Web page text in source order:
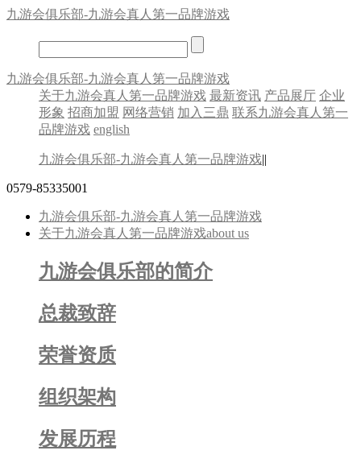
九游会俱乐部-九游会真人第一品牌游戏
九游会俱乐部-九游会真人第一品牌游戏
关于九游会真人第一品牌游戏 最新资讯 产品展厅 企业
形象 招商加盟 网络营销 加入三鼎 联系九游会真人第一
品牌游戏 english
九游会俱乐部-九游会真人第一品牌游戏||
0579-85335001
九游会俱乐部-九游会真人第一品牌游戏
关于九游会真人第一品牌游戏about us
九游会俱乐部的简介
总裁致辞
荣誉资质
组织架构
发展历程